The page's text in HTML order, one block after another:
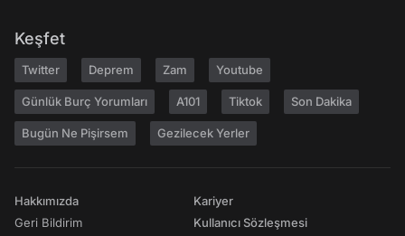
Keşfet
Twitter Deprem Zam Youtube
Günlük Burç Yorumları A101 Tiktok Son Dakika
Bugün Ne Pişirsem Gezilecek Yerler
Hakkımızda
Geri Bildirim
Kariyer
Kullanıcı Sözleşmesi